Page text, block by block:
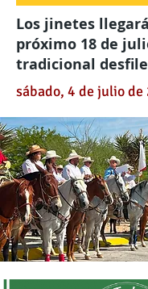
Los jinetes
próximo 18 de
tradicional
sábado, 4 de julio de